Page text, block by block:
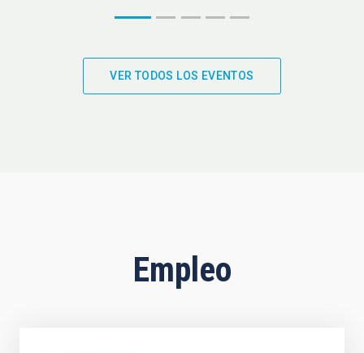
VER TODOS LOS EVENTOS
Empleo